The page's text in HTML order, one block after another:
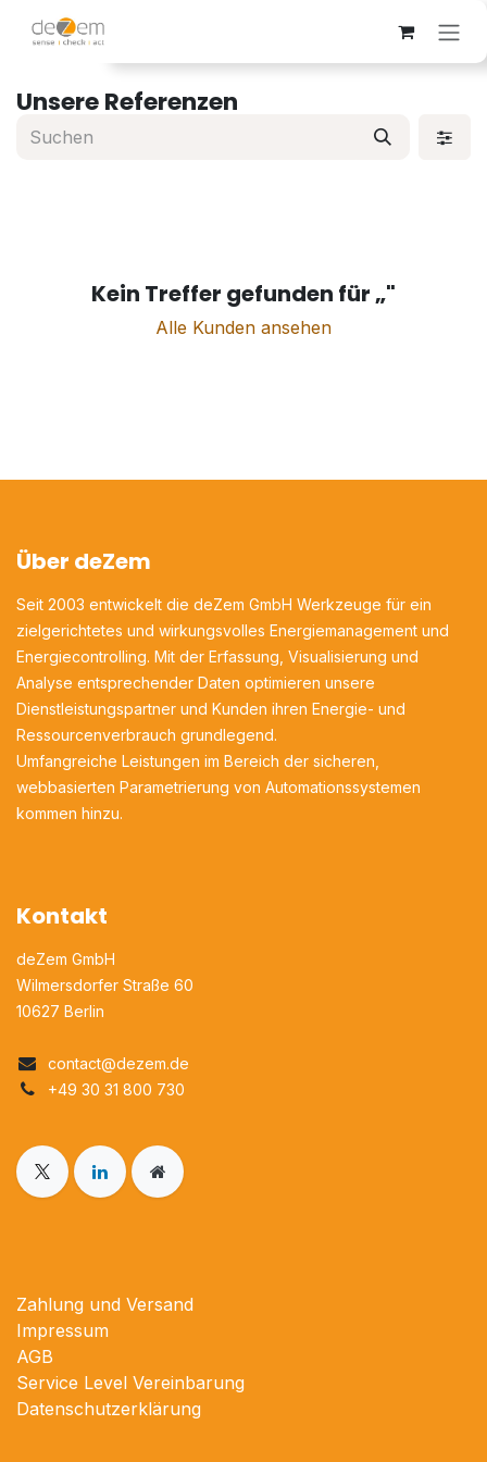
Zum Inhalt springen
Unsere Referenzen
Kein Treffer gefunden für „"
Alle Kunden ansehen
Über deZem
Seit 2003 entwickelt die deZem GmbH Werkzeuge für ein
zielgerichtetes und wirkungsvolles Energiemanagement und
Energiecontrolling. Mit der Erfassung, Visualisierung und
Analyse entsprechender Daten optimieren unsere
Dienstleistungspartner und Kunden ihren Energie- und
Ressourcenverbrauch grundlegend.
Umfangreiche Leistungen im Bereich der sicheren,
webbasierten Parametrierung von Automationssystemen
kommen hinzu.
Kontakt
deZem GmbH
Wilmersdorfer Straße 60
10627 Berlin
contact@dezem.de​
+49 30 31 800 730
Zahlung und Versand
Impressum
AGB
Service Level Vereinbarung
Datenschutzerklärung